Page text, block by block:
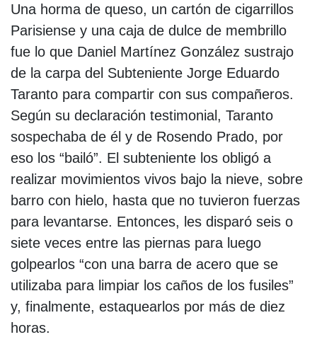
Una horma de queso, un cartón de cigarrillos
Parisiense y una caja de dulce de membrillo
fue lo que Daniel Martínez González sustrajo
de la carpa del Subteniente Jorge Eduardo
Taranto para compartir con sus compañeros.
Según su declaración testimonial, Taranto
sospechaba de él y de Rosendo Prado, por
eso los “bailó”. El subteniente los obligó a
realizar movimientos vivos bajo la nieve, sobre
barro con hielo, hasta que no tuvieron fuerzas
para levantarse. Entonces, les disparó seis o
siete veces entre las piernas para luego
golpearlos “con una barra de acero que se
utilizaba para limpiar los caños de los fusiles”
y, finalmente, estaquearlos por más de diez
horas.